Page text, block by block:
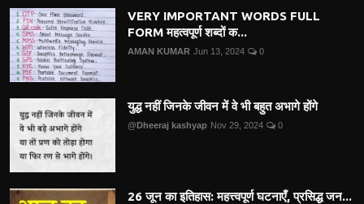
VERY IMPORTANT WORDS FULL
FORM महत्वपूर्ण शब्दों क...
AMAN KUMAR Jun 13, 2024 0
युद्ध नहीं जिनके जीवन में वे भी बहुत अभागे होंगे
@Dheeraj kashyap Nov 29, 2024 0
26 जून का इतिहास: महत्त्वपूर्ण घटनाएँ, प्रसिद्ध जन...